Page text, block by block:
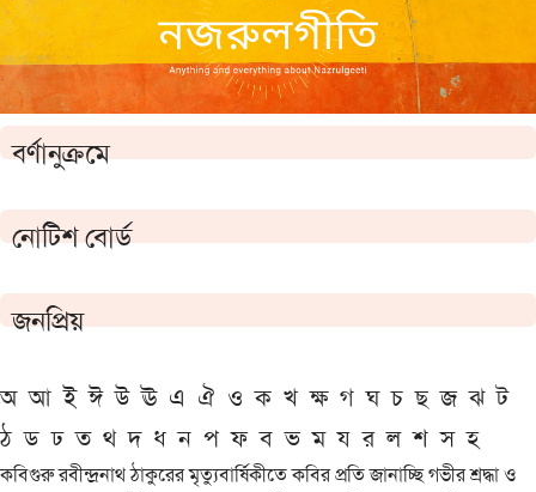
বর্ণানুক্রমে
নোটিশ বোর্ড
জনপ্রিয়
অ আ ই ঈ উ ঊ এ ঐ ও ক খ ক্ষ গ ঘ চ ছ জ ঝ ট
ঠ ড ঢ ত থ দ ধ ন প ফ ব ভ ম য র ল শ স হ
কবিগুরু রবীন্দ্রনাথ ঠাকুরের মৃত্যুবার্ষিকীতে কবির প্রতি জানাচ্ছি গভীর শ্রদ্ধা ও